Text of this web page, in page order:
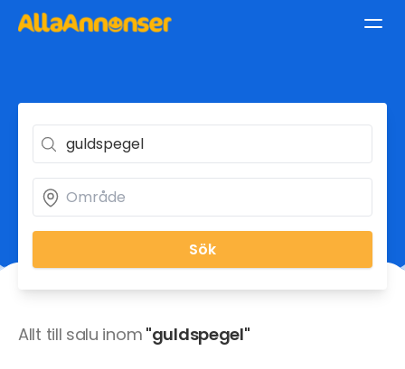
Sök
Allt till salu inom "guldspegel"